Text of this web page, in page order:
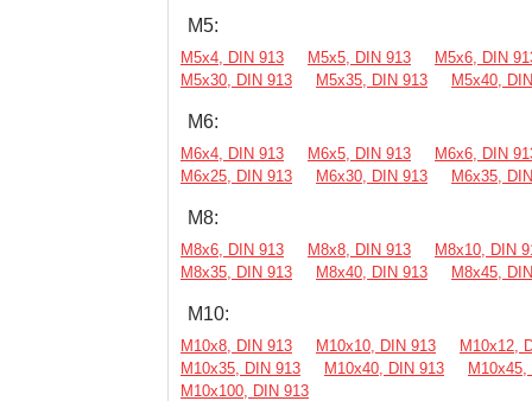
М5:
М5х4, DIN 913 М5х5, DIN 913
М5х6, DIN
М5х30, DIN 913
М5х35, DIN 913 М5х40,
М6:
М6х4, DIN 913 М6х5, DIN 913
М6х6, DIN
М6х25, DIN 913
М6х30, DIN 913 М6х35,
М8:
М8х6, DIN 913 М8х8, DIN 913
М8х10, DIN
М8х35, DIN 913
М8х40, DIN 913 М8х45,
М10:
М10х8, DIN 913 М10х10, DIN 913
М10х12,
М10х35, DIN 913
М10х40, DIN 913
М10х45,
М10х100, DIN 913